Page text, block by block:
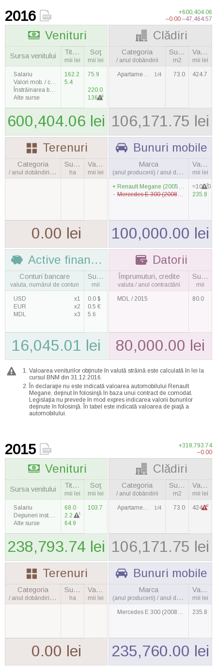
2016
+600,404.06
–0.00 –47,464.57
Venituri
Sursa venitului Titulara
mii lei
Soţ
mii lei
Salariu
Valori mob. / cote părţi SC
Înstrăinarea bunurilor
Alte surse
162.2
5.4
75.9
220.0
136.91
600,404.06 lei
Clădiri
Categoria
/ anul dobândirii
Suprafaţa
m2
Valoarea
mii lei
Apartament / 2000 1/4 73.0 424.7
106,171.75 lei
Terenuri
Categoria
/ anul dobândirii, cantitatea
Suprafaţa
ha
Valoarea
mii lei
0.00 lei
Bunuri mobile
Marca
(anul producerii) / anul dobândirii
Valoarea
mii lei
Renault Megane (2005) / 2016
Mercedes E 300 (2008) / 2013
≈100.0
2
235.8
100,000.00 lei
Active financiare
Conturi bancare
valuta, numărul de conturi
Suma
mii
USD
x1
EUR
x2
MDL
x3
0.0 $
0.5 €
5.6
16,045.01 lei
Datorii
Împrumuturi, credite
valuta / anul contractării
Suma
mii
MDL / 2015 80.0
80,000.00 lei
Valoarea veniturilor obţinute în valută străină este calculată în lei la
cursul BNM din 31.12.2016.
În declaraţie nu este indicată valoarea automobilului Renault
Megane, deţinut în folosinţă în baza unui contract de comodat.
Legislaţia nu prevede în mod expres indicarea valorii bunurilor
deţinute în folosinţă. În tabel este indicată valoarea de piaţă a
automobilului.
2015
+318,793.74
–0.00
Venituri
Sursa venitului Titulara
mii lei
Soţ
mii lei
Salariu
Depuneri inst. financiare
Alte surse
68.0
2.2
1
64.9
103.7
238,793.74 lei
Clădiri
Categoria
/ anul dobândirii
Suprafaţa
m2
Valoarea
mii lei
Apartament / 2000 1/4 73.0 424.72
106,171.75 lei
Terenuri
Categoria
/ anul dobândirii, cantitatea
Suprafaţa
ha
Valoarea
mii lei
0.00 lei
Bunuri mobile
Marca
(anul producerii) / anul dobândirii
Valoarea
mii lei
Mercedes E 300 (2008) / 2013 235.8
235,760.00 lei